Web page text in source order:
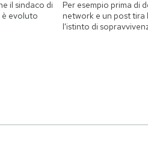
il sindaco di
è evoluto
Per esempio prima di
network e un post
l'istinto di